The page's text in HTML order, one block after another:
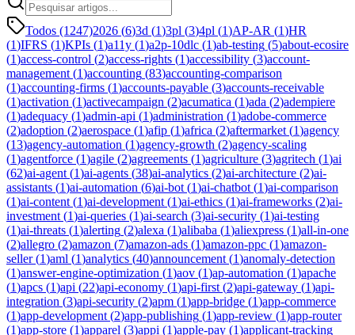
Todos (1247)2026 (6)3d (1)3pl (3)4pl (1)AP-AR (1)HR
(1)IFRS (1)KPIs (1)a11y (1)a2p-10dlc (1)ab-testing (5)about-ecosire
(1)access-control (2)access-rights (1)accessibility (3)account-
management (1)accounting (83)accounting-comparison
(1)accounting-firms (1)accounts-payable (3)accounts-receivable
(1)activation (1)activecampaign (2)acumatica (1)ada (2)adempiere
(1)adequacy (1)admin-api (1)administration (1)adobe-commerce
(2)adoption (2)aerospace (1)afip (1)africa (2)aftermarket (1)agency
(13)agency-automation (1)agency-growth (2)agency-scaling
(1)agentforce (1)agile (2)agreements (1)agriculture (3)agritech (1)ai
(62)ai-agent (1)ai-agents (38)ai-analytics (2)ai-architecture (2)ai-
assistants (1)ai-automation (6)ai-bot (1)ai-chatbot (1)ai-comparison
(1)ai-content (1)ai-development (1)ai-ethics (1)ai-frameworks (2)ai-
investment (1)ai-queries (1)ai-search (3)ai-security (1)ai-testing
(1)ai-threats (1)alerting (2)alexa (1)alibaba (1)aliexpress (1)all-in-one
(2)allegro (2)amazon (7)amazon-ads (1)amazon-ppc (1)amazon-
seller(1)aml (1)analytics (40)announcement (1)anomaly-detection
(1)answer-engine-optimization (1)aov (1)ap-automation (1)apache
(1)apcs (1)api (22)api-economy (1)api-first (2)api-gateway (1)api-
integration (3)api-security (2)apm (1)app-bridge (1)app-commerce
(1)app-development (2)app-publishing (1)app-review (1)app-router
(1)app-store (1)apparel (3)appi (1)apple-pay (1)applicant-tracking